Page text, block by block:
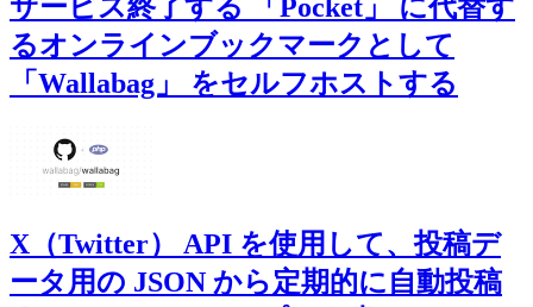
サービス終了する 「Pocket」 に代替す
るオンラインブックマークとして
「Wallabag」 をセルフホストする
X（Twitter） API を使用して、投稿デ
ータ用の JSON から定期的に自動投稿